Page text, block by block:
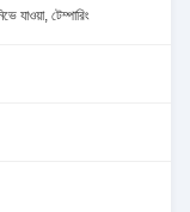
যাওয়া, টেম্পারিং